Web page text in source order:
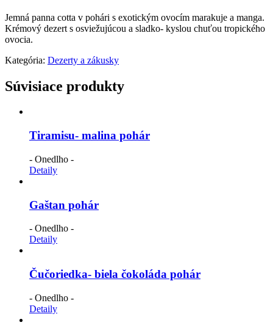
Jemná panna cotta v pohári s exotickým ovocím marakuje a manga.
Krémový dezert s osviežujúcou a sladko- kyslou chuťou tropického
ovocia.
Kategória: Dezerty a zákusky
Súvisiace produkty
Tiramisu- malina pohár
- Onedlho -
Detaily
Gaštan pohár
- Onedlho -
Detaily
Čučoriedka- biela čokoláda pohár
- Onedlho -
Detaily